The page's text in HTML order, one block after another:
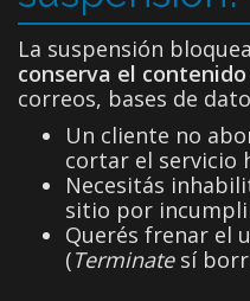
La suspensión
conserva el contenido
correos, bases de
Un cliente no
cortar el servicio
Necesitás
sitio por
Querés frenar el
(Terminatesí